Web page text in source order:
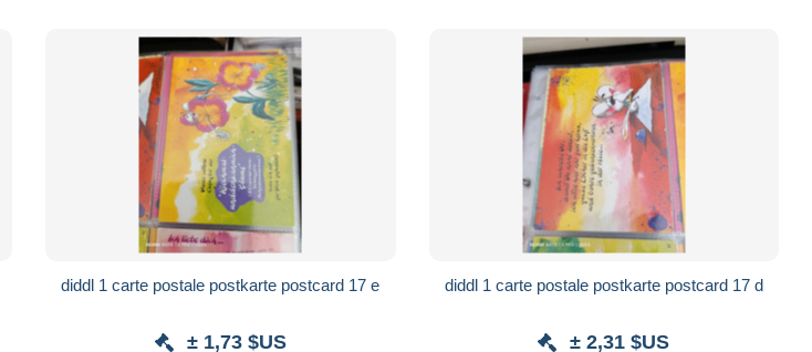
diddl 1 carte postale postkarte postcard 17 e
± 1,73 $US
diddl 1 carte postale postkarte postcard 17 d
± 2,31 $US